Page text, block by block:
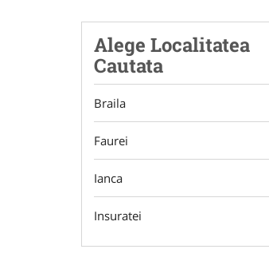
Alege Localitatea
Cautata
Braila
Faurei
Ianca
Insuratei